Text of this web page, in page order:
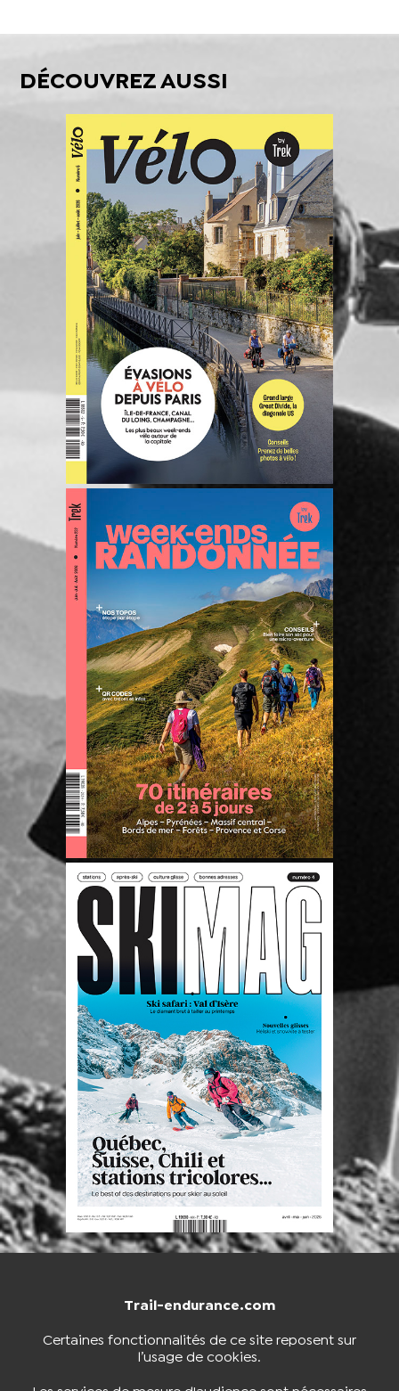
Trail-endurance.com
Certaines fonctionnalités de ce site reposent sur
l’usage de cookies.
DÉCOUVREZ AUSSI
NOUS CONTACTER BOUTIQUE